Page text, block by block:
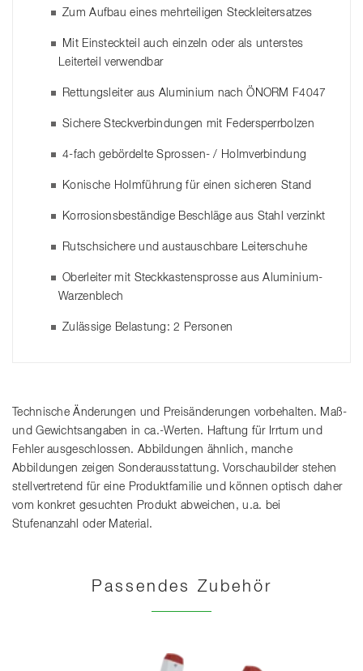
Zum Aufbau eines mehrteiligen Steckleitersatzes
Mit Einsteckteil auch einzeln oder als unterstes
Leiterteil verwendbar
Rettungsleiter aus Aluminium nach ÖNORM F4047
Sichere Steckverbindungen mit Federsperrbolzen
4-fach gebördelte Sprossen- / Holmverbindung
Konische Holmführung für einen sicheren Stand
Korrosionsbeständige Beschläge aus Stahl verzinkt
Rutschsichere und austauschbare Leiterschuhe
Oberleiter mit Steckkastensprosse aus Aluminium-
Warzenblech
Zulässige Belastung: 2 Personen
Technische Änderungen und Preisänderungen vorbehalten. Maß-
und Gewichtsangaben in ca.-Werten. Haftung für Irrtum und
Fehler ausgeschlossen. Abbildungen ähnlich, manche
Abbildungen zeigen Sonderausstattung. Vorschaubilder stehen
stellvertretend für eine Produktfamilie und können optisch daher
vom konkret gesuchten Produkt abweichen, u.a. bei
Stufenanzahl oder Material.
Passendes Zubehör